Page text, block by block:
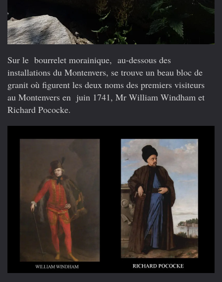
Sur le bourrelet morainique, au-dessous des
installations du Montenvers, se trouve un beau bloc de
granit où figurent les deux noms des premiers visiteurs
au Montenvers en juin 1741, Mr William Windham et
Richard Pococke.